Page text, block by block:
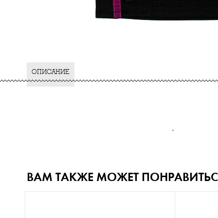
ОПИСАНИЕ
-
ВАМ ТАКЖЕ МОЖЕТ